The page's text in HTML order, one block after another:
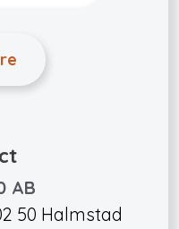
AB
50 Halmstad